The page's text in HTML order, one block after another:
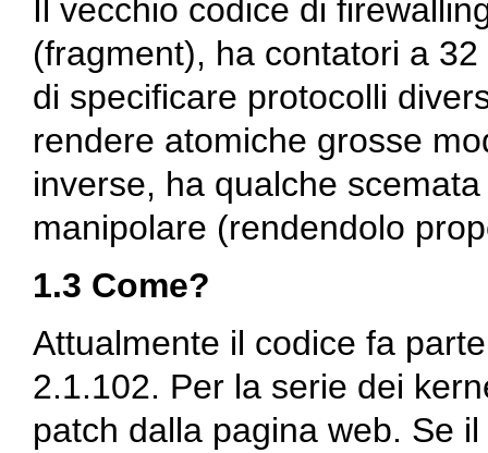
Il vecchio codice di
(fragment), ha contatori a
di specificare protocolli
rendere atomiche grosse
inverse, ha qualche
manipolare (rendendolo
1.3 Come?
Attualmente il codice fa
2.1.102. Per la serie dei
patch dalla pagina web. Se